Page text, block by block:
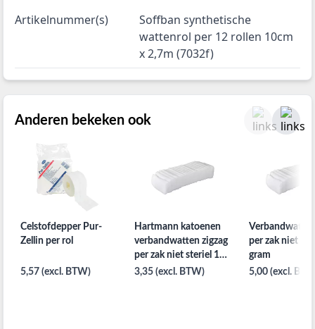
Artikelnummer(s)
Soffban synthetische
wattenrol per 12 rollen 10cm
x 2,7m (7032f)
Anderen bekeken ook
Celstofdepper Pur-
Zellin per rol
5,57 (excl. BTW)
Hartmann katoenen
verbandwatten zigzag
per zak niet steriel 100
gram
3,35 (excl. BTW)
per zak niet
gram
5,00 (excl.